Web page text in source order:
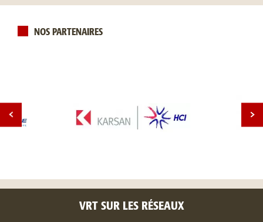
NOS PARTENAIRES
VRT SUR LES RÉSEAUX